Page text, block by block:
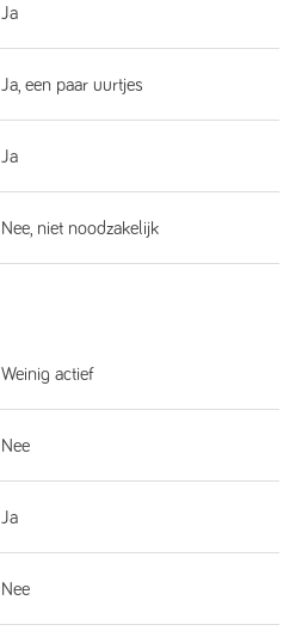
Ja
Ja, een paar uurtjes
Ja
Nee, niet noodzakelijk
Weinig actief
Nee
Ja
Nee